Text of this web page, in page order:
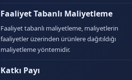
Faaliyet Tabanlı Maliyetleme
Faaliyet tabanlı maliyetleme, maliyetlerin
faaliyetler üzerinden ürünlere dağıtıldığı
maliyetleme yöntemidir.
Katkı Payı